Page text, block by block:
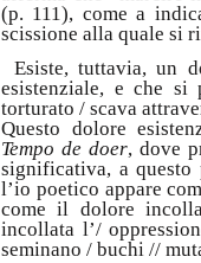
(p. 111), come a
scissione alla quale si
Esiste, tuttavia, un
esistenziale, e che
torturato / scava
Questo dolore
Tempo de doer, dove
significativa, a
l’io poetico appare
come il dolore
incollata l’/
seminano / buchi //